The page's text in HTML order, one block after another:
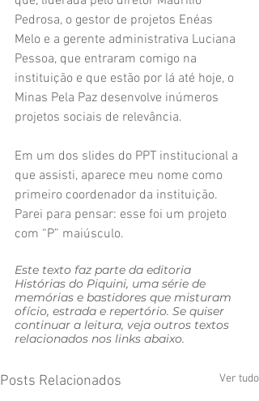
Pedrosa, o gestor de projetos Enéas
Melo e a gerente administrativa Luciana
Pessoa, que entraram comigo na
instituição e que estão por lá até hoje, o
Minas Pela Paz desenvolve inúmeros
projetos sociais de relevância.
Em um dos slides do PPT institucional a
que assisti, aparece meu nome como
primeiro coordenador da instituição.
Parei para pensar: esse foi um projeto
com “P” maiúsculo.
Este texto faz parte da editoria
Histórias do Piquini, uma série de
memórias e bastidores que misturam
ofício, estrada e repertório. Se quiser
continuar a leitura, veja outros textos
relacionados nos links abaixo.
Posts Relacionados Ver tudo